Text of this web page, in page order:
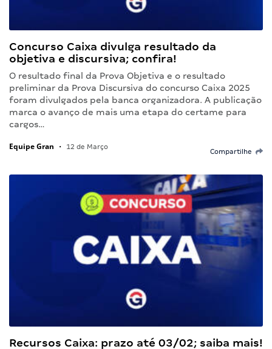
Concurso Caixa divulga resultado da
objetiva e discursiva; confira!
O resultado final da Prova Objetiva e o resultado
preliminar da Prova Discursiva do concurso Caixa 2025
foram divulgados pela banca organizadora. A publicação
marca o avanço de mais uma etapa do certame para
cargos…
Equipe Gran • 12 de Março
Compartilhe
Recursos Caixa: prazo até 03/02; saiba mais!